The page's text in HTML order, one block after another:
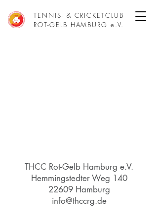
TENNIS- & CRICKETCLUB
ROT-GELB HAMBURG e.V.
THCC Rot-Gelb Hamburg e.V.
Hemmingstedter Weg 140
22609 Hamburg
info@thccrg.de